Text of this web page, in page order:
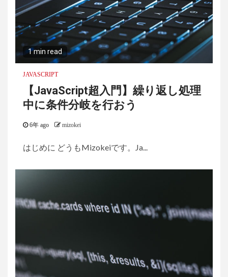
1 min read
JAVASCRIPT
【JavaScript超入門】繰り返し処理
中に条件分岐を行おう
6年 ago mizokei
はじめに どうもMizokeiです。Ja...